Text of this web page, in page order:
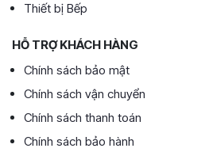
Thiết bị Bếp
HỖ TRỢ KHÁCH HÀNG
Chính sách bảo mật
Chính sách vận chuyển
Chính sách thanh toán
Chính sách bảo hành